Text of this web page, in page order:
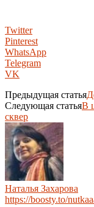
Twitter
Pinterest
WhatsApp
Telegram
VK
Предыдущая статья
Следующая статьяВ
сквер
Наталья Захарова
https://boosty.to/